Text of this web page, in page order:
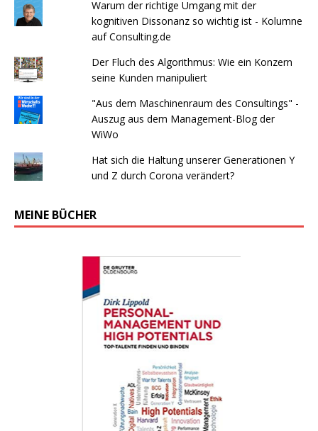
Warum der richtige Umgang mit der
kognitiven Dissonanz so wichtig ist - Kolumne
auf Consulting.de
Der Fluch des Algorithmus: Wie ein Konzern
seine Kunden manipuliert
"Aus dem Maschinenraum des Consultings" -
Auszug aus dem Management-Blog der
WiWo
Hat sich die Haltung unserer Generationen Y
und Z durch Corona verändert?
MEINE BÜCHER